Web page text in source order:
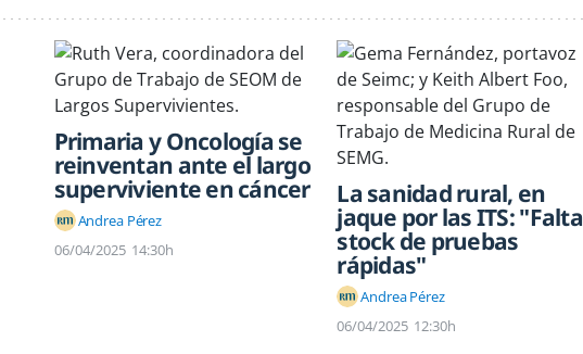
Primaria y Oncología se
reinventan ante el largo
superviviente en cáncer
Andrea Pérez
06/04/2025 14:30h
La sanidad rural, en
jaque por las ITS: "Falta
stock de pruebas
rápidas"
Andrea Pérez
06/04/2025 12:30h